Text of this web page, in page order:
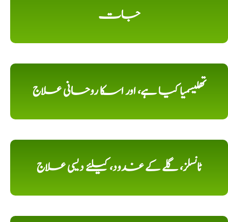
جات
تھلیسمیا کیا ہے، اور اسکا روحانی علاج
ٹانسلز، گلے کے غدود، کیلئے دیسی علاج